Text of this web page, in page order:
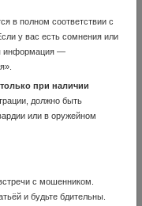
Кемерово
любым способом за
в полном соответствии с
у вас есть сомнения или
информация —
только при наличии
должно быть
или в оружейном
с мошенником.
и будьте бдительны.